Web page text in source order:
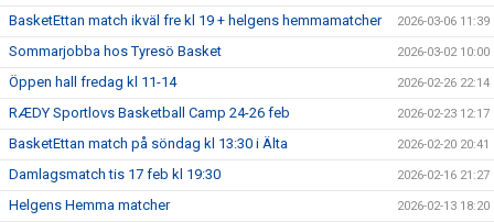
BasketEttan match ikväl fre kl 19 + helgens hemmamatcher 2026-03-06 11:39
Sommarjobba hos Tyresö Basket 2026-03-02 10:00
Öppen hall fredag kl 11-14 2026-02-26 22:14
RÆDY Sportlovs Basketball Camp 24-26 feb 2026-02-23 12:17
BasketEttan match på söndag kl 13:30 i Älta 2026-02-20 20:41
Damlagsmatch tis 17 feb kl 19:30 2026-02-16 21:27
Helgens Hemma matcher 2026-02-13 18:20